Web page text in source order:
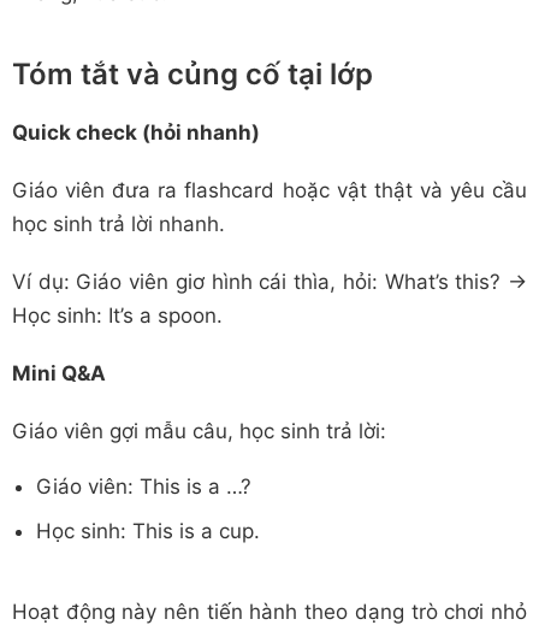
Tóm tắt và củng cố tại lớp
Quick check (hỏi nhanh)
Giáo viên đưa ra flashcard hoặc vật thật và yêu cầu
học sinh trả lời nhanh.
Ví dụ: Giáo viên giơ hình cái thìa, hỏi: What’s this? →
Học sinh: It’s a spoon.
Mini Q&A
Giáo viên gợi mẫu câu, học sinh trả lời:
Giáo viên: This is a …?
Học sinh: This is a cup.
Hoạt động này nên tiến hành theo dạng trò chơi nhỏ